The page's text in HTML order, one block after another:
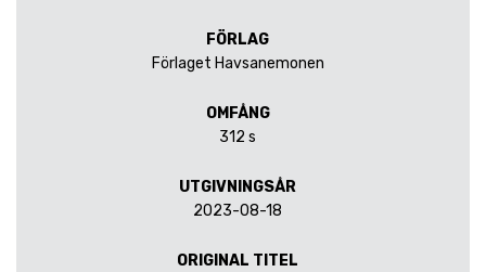
FÖRLAG
Förlaget Havsanemonen
OMFÅNG
312 s
UTGIVNINGSÅR
2023-08-18
ORIGINAL TITEL